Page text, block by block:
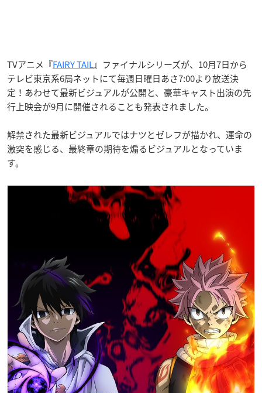
TVアニメ『FAIRY TAIL』ファイナルシリーズが、10月7日から
テレビ東京系6局ネットにて毎週日曜日あさ7:00より放送決
定！あわせて最新ビジュアルが公開と、豪華キャスト出演の先
行上映会が9月に開催されることも発表されました。
解禁された最新ビジュアルではナツとゼレフが描かれ、運命の
激突を感じる、最終章の期待を煽るビジュアルとなっていま
す。